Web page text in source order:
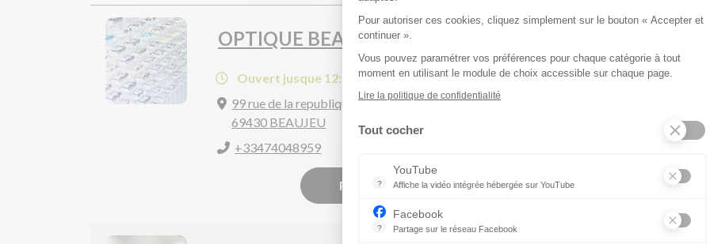
OPTIQUE BEAUJEU
Ouvert jusque 12:00
99 rue de la republique
69430 BEAUJEU
+33474048959
Prenez un rendez-vous
Pour autoriser ces cookies, cliquez simplement sur le bouton « Accepter et
continuer ».
Vous pouvez paramétrer vos préférences pour chaque catégorie à tout
moment en utilisant le module de choix accessible sur chaque page.
Lire la politique de confidentialité
Tout cocher
?
YouTube
Affiche la vidéo intégrée hébergée sur YouTube
?
Facebook
Partage sur le réseau Facebook